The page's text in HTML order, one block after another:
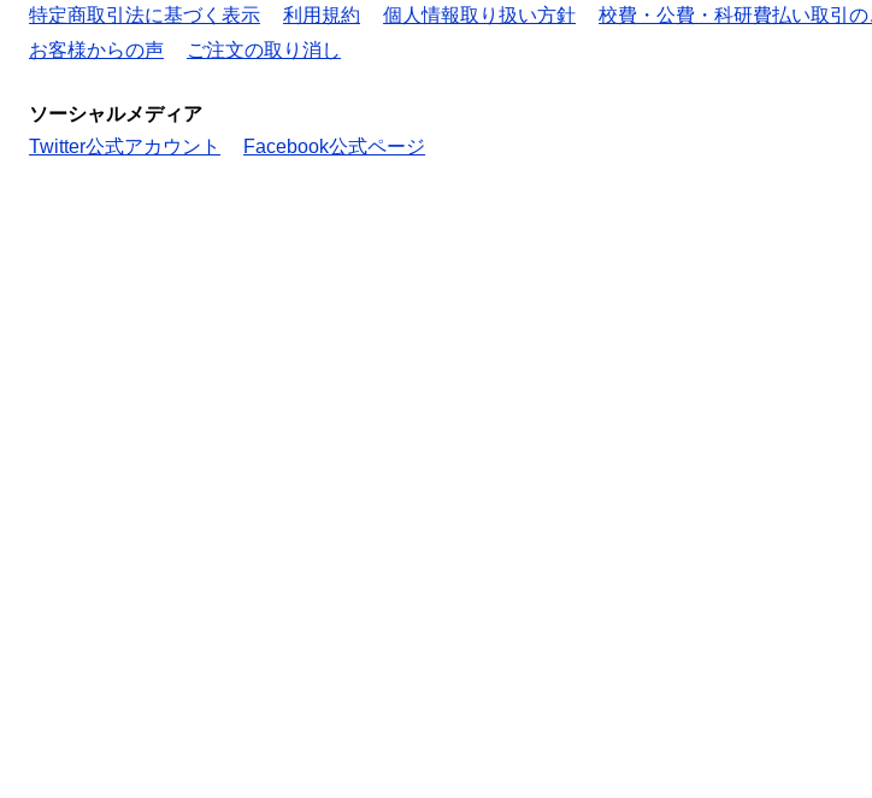
特定商取引法に基づく表示
利用規約 個人情報取り扱い方針 校費・公費・科研費払い取引の
お客様からの声
ご注文の取り消し
ソーシャルメディア
Twitter公式アカウント
Facebook公式ページ